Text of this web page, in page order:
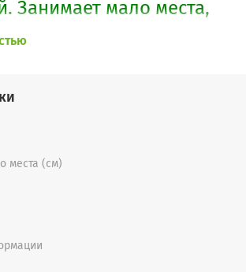
Занимает мало места,
спальное место
модель.
возможно
форму
а также цвет ЛДСП-
места (см)